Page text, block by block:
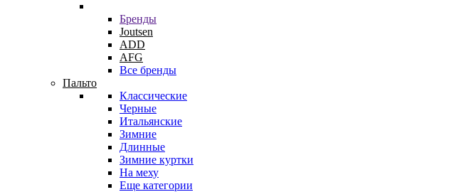
Бренды
Joutsen
ADD
AFG
Все бренды
Пальто
Классические
Черные
Итальянские
Зимние
Длинные
Зимние куртки
На меху
Еще категории